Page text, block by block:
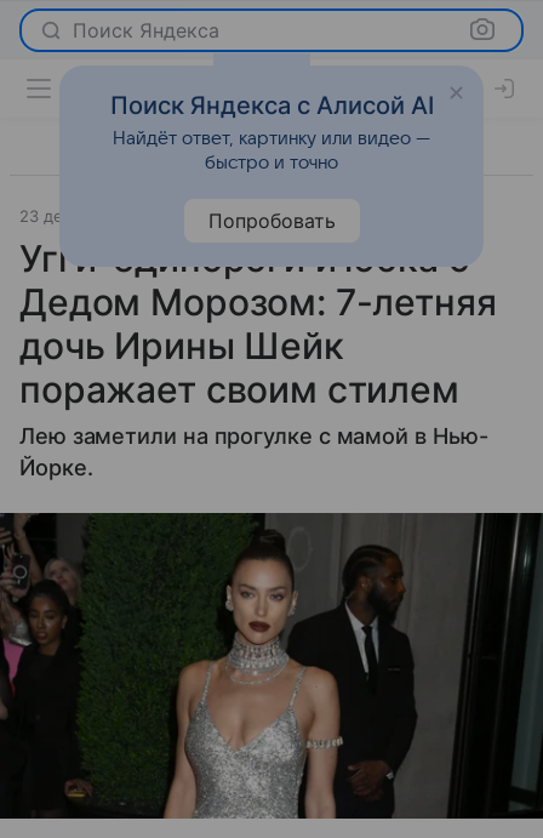
Поиск Яндекса
23 декабря 2024 Parents Светская жизнь
Угги-единороги и юбка с
Дедом Морозом: 7-летняя
дочь Ирины Шейк
поражает своим стилем
Лею заметили на прогулке с мамой в Нью-
Йорке.
Поиск Яндекса с Алисой AI
Найдёт ответ, картинку или видео —
быстро и точно
Попробовать